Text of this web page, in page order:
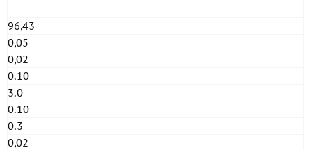
96,43
0,05
0,02
0.10
3.0
0.10
0.3
0,02